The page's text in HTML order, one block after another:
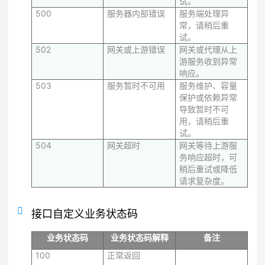
500
服务器内部错误
服务端处理异
常，请稍后重
试。
502
网关或上游错误
网关或代理从上
游服务收到异常
响应。
503
服务暂时不可用
服务维护、容量
保护或依赖异常
导致暂时不可
用，请稍后重
试。
504
网关超时
网关等待上游服
务响应超时，可
稍后重试或降低
请求复杂度。
接口自定义业务状态码
业务状态码 业务状态码解释
备注
100
正常返回